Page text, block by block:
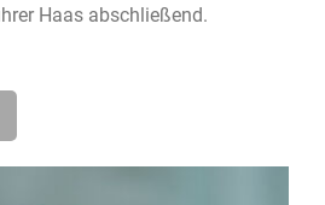
Haas abschließend.